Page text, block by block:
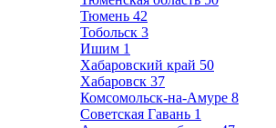
Тюмень 42
Тобольск 3
Ишим 1
Хабаровский край 50
Хабаровск 37
Комсомольск-на-Амуре 8
Советская Гавань 1